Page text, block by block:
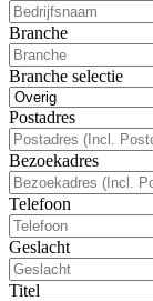
Branche
Branche selectie
Postadres
Bezoekadres
Telefoon
Geslacht
Titel